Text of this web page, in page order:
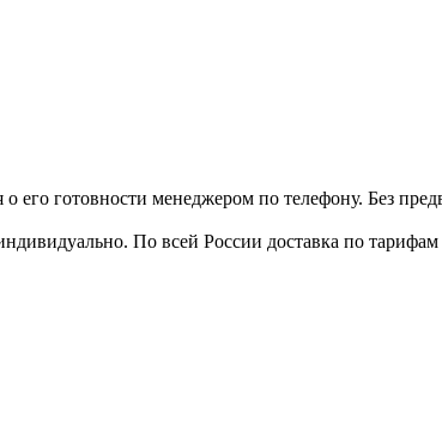
его готовности менеджером по телефону. Без
По всей России доставка по